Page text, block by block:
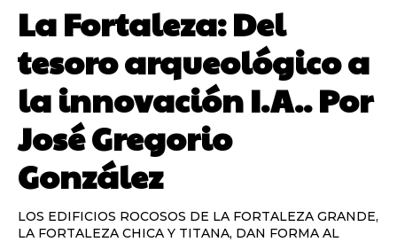
La Fortaleza: Del
tesoro arqueológico a
la innovación I.A.. Por
José Gregorio
González
LOS EDIFICIOS ROCOSOS DE LA FORTALEZA GRANDE,
LA FORTALEZA CHICA Y TITANA, DAN FORMA AL